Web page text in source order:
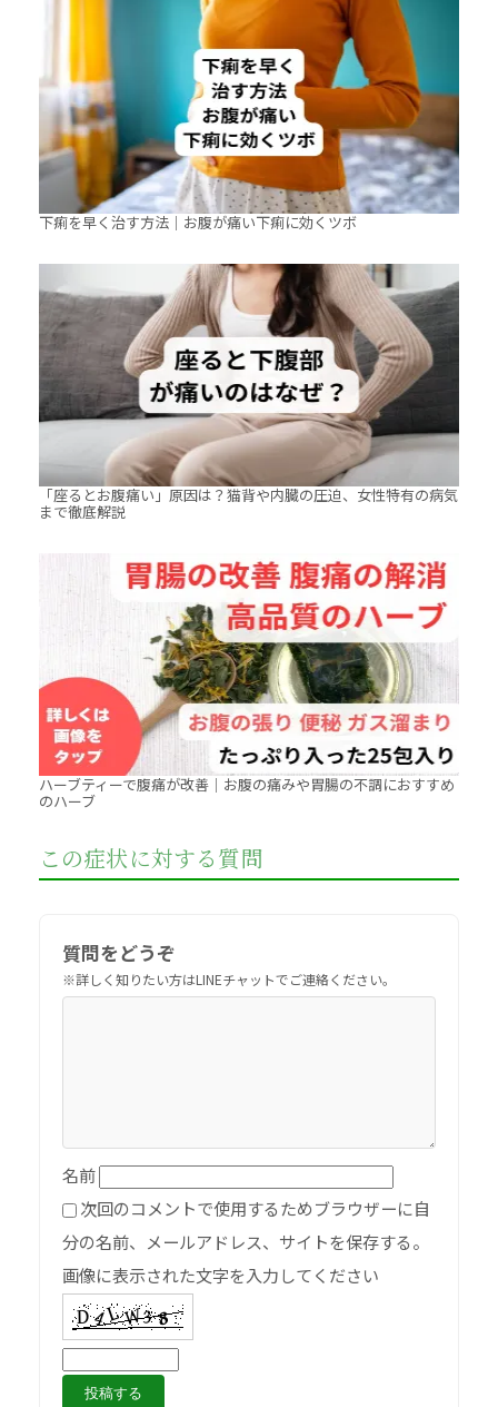
下痢を早く治す方法｜お腹が痛い下痢に効くツボ
「座るとお腹痛い」原因は？猫背や内臓の圧迫、女性特有の病気
まで徹底解説
ハーブティーで腹痛が改善｜お腹の痛みや胃腸の不調におすすめ
のハーブ
この症状に対する質問
質問をどうぞ
名前
次回のコメントで使用するためブラウザーに自
分の名前、メールアドレス、サイトを保存する。
画像に表示された文字を入力してください